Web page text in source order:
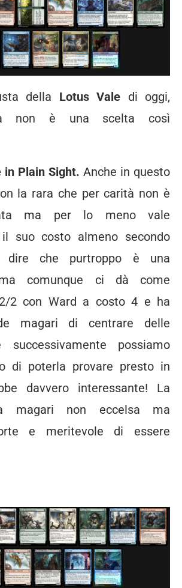
della Lotus Vale di oggi,
non è una scelta così
in Plain Sight. Anche in questo
la rara che per carità non è
ma per lo meno vale
il suo costo almeno secondo
dire che purtroppo è una
comunque ci dà come
2 con Ward a costo 4 e ha
magari di centrare delle
successivamente possiamo
di poterla provare presto in
davvero interessante! La
magari non eccelsa ma
e meritevole di essere